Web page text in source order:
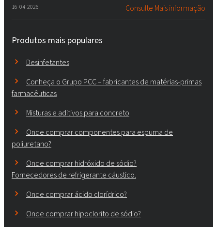
16-04-2026 Consulte Mais informação
Produtos mais populares
Desinfetantes
Conheça o Grupo PCC – fabricantes de matérias-primas
farmacêuticas
Misturas e aditivos para concreto
Onde comprar componentes para espuma de
poliuretano?
Onde comprar hidróxido de sódio?
Fornecedores de refrigerante cáustico.
Onde comprar ácido clorídrico?
Onde comprar hipoclorito de sódio?